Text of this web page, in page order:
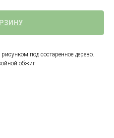
под состаренное дерево.
обжиг